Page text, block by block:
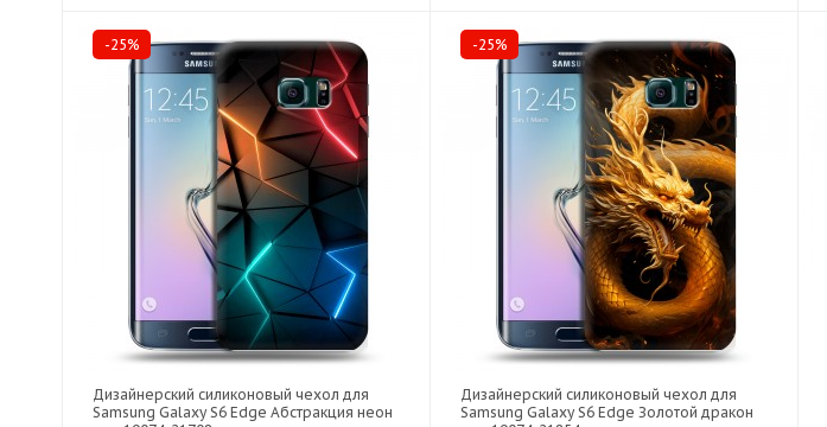
-25%
Дизайнерский силиконовый чехол для
Samsung Galaxy S6 Edge Абстракция неон
-25%
Дизайнерский силиконовый чехол для
Samsung Galaxy S6 Edge Золотой дракон